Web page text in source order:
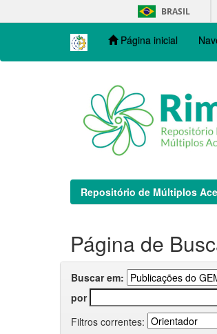
navigation
BRASIL
Página inicial
Repositório de Múltiplos
Página de
Buscar em:
por
Filtros correntes: